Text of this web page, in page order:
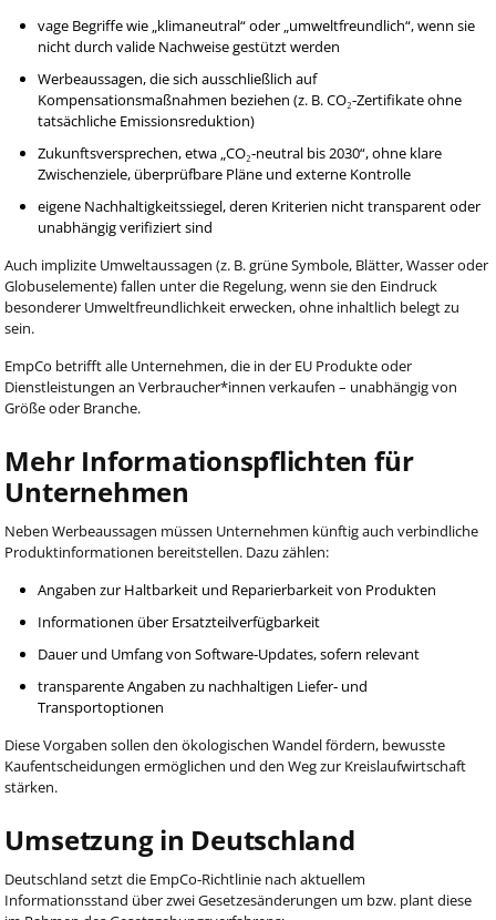
vage Begriffe wie „klimaneutral“ oder „umweltfreundlich“, wenn sie
nicht durch valide Nachweise gestützt werden
Werbeaussagen, die sich ausschließlich auf
Kompensationsmaßnahmen beziehen (z. B. CO₂‑Zertifikate ohne
tatsächliche Emissionsreduktion)
Zukunftsversprechen, etwa „CO₂‑neutral bis 2030“, ohne klare
Zwischenziele, überprüfbare Pläne und externe Kontrolle
eigene Nachhaltigkeitssiegel, deren Kriterien nicht transparent oder
unabhängig verifiziert sind
Auch implizite Umweltaussagen (z. B. grüne Symbole, Blätter, Wasser oder
Globuselemente) fallen unter die Regelung, wenn sie den Eindruck
besonderer Umweltfreundlichkeit erwecken, ohne inhaltlich belegt zu
sein.
EmpCo betrifft alle Unternehmen, die in der EU Produkte oder
Dienstleistungen an Verbraucher*innen verkaufen – unabhängig von
Größe oder Branche.
Mehr Informationspflichten für
Unternehmen
Neben Werbeaussagen müssen Unternehmen künftig auch verbindliche
Produktinformationen bereitstellen. Dazu zählen:
Angaben zur Haltbarkeit und Reparierbarkeit von Produkten
Informationen über Ersatzteilverfügbarkeit
Dauer und Umfang von Software‑Updates, sofern relevant
transparente Angaben zu nachhaltigen Liefer‑ und
Transportoptionen
Diese Vorgaben sollen den ökologischen Wandel fördern, bewusste
Kaufentscheidungen ermöglichen und den Weg zur Kreislaufwirtschaft
stärken.
Umsetzung in Deutschland
Deutschland setzt die EmpCo‑Richtlinie nach aktuellem
Informationsstand über zwei Gesetzesänderungen um bzw. plant diese